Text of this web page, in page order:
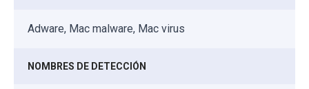
Adware, Mac malware, Mac virus
NOMBRES DE DETECCIÓN